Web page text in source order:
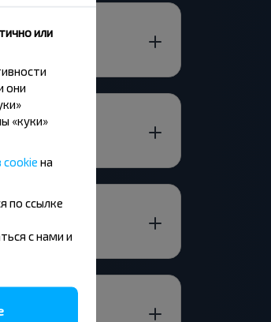
или
они
«куки»
cookie на
по ссылке
с нами и